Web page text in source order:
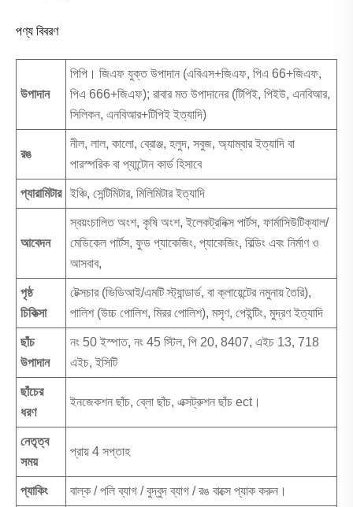
পণ্য বিবরণ
উপাদান
পিপি। জিএফ যুক্ত উপাদান (এবিএস+জিএফ, পিএ 66+জিএফ,
পিএ 666+জিএফ); রাবার মত উপাদানের (টিপিই, পিইউ, এনবিআর,
সিলিকন, এনবিআর+টিপিই ইত্যাদি)
রঙ
নীল, লাল, কালো, ব্রোঞ্জ, হলুদ, সবুজ, অ্যাম্বার ইত্যাদি বা
পারস্পরিক বা প্যান্টোন কার্ড হিসাবে
প্যারামিটার ইঞ্চি, সেন্টিমিটার, মিলিমিটার ইত্যাদি
আবেদন
স্বয়ংচালিত অংশ, কৃষি অংশ, ইলেকট্রনিক্স পার্টস, ফার্মাসিউটিক্যাল/
মেডিকেল পার্টস, ফুড প্যাকেজিং, প্যাকেজিং, বিল্ডিং এবং নির্মাণ ও
আসবাব,
পৃষ্ঠ
চিকিত্সা
টেক্সচার (ভিডিআই/এমটি স্ট্যান্ডার্ড, বা ক্লায়েন্টের নমুনায় তৈরি),
পালিশ (উচ্চ পোলিশ, মিরর পোলিশ), মসৃণ, পেইন্টিং, মুদ্রণ ইত্যাদি
ছাঁচ
উপাদান
নং 50 ইস্পাত, নং 45 স্টিল, পি 20, 8407, এইচ 13, 718
এইচ, ইসিটি
ছাঁচের
ধরণ
ইনজেকশন ছাঁচ, ব্লো ছাঁচ, এক্সট্রুশন ছাঁচ ect।
নেতৃত্ব
সময়
প্রায় 4 সপ্তাহ
প্যাকিং বাল্ক / পলি ব্যাগ / বুদ্বুদ ব্যাগ / রঙ বাক্সে প্যাক করুন।